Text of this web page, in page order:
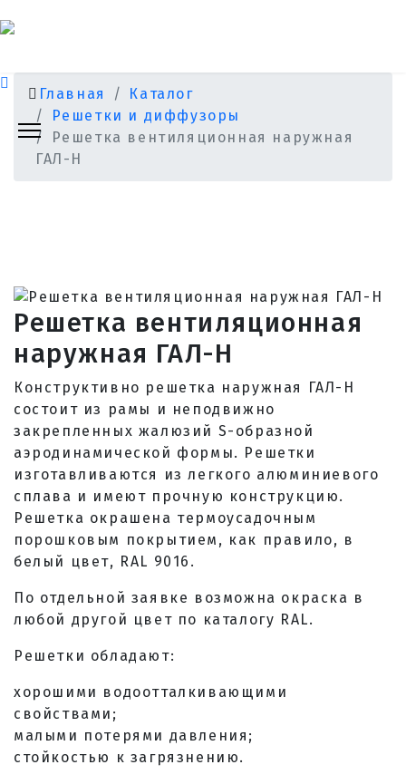
Главная
Каталог
Решетки и диффузоры
Решетка вентиляционная наружная
ГАЛ-Н
Решетка вентиляционная
наружная ГАЛ-Н
Конструктивно решетка наружная ГАЛ-Н
состоит из рамы и неподвижно
закрепленных жалюзий S-образной
аэродинамической формы. Решетки
изготавливаются из легкого алюминиевого
сплава и имеют прочную конструкцию.
Решетка окрашена термоусадочным
порошковым покрытием, как правило, в
белый цвет, RAL 9016.
По отдельной заявке возможна окраска в
любой другой цвет по каталогу RAL.
Решетки обладают:
хорошими водоотталкивающими
свойствами;
малыми потерями давления;
стойкостью к загрязнению.